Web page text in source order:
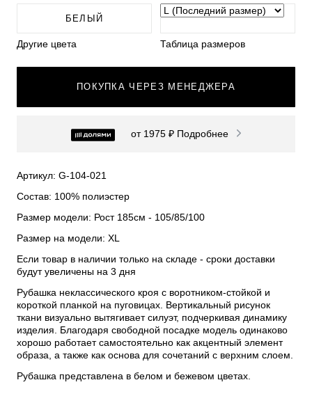
БЕЛЫЙ
Другие цвета Таблица размеров
ПОКУПКА ЧЕРЕЗ МЕНЕДЖЕРА
от 1975 ₽ Подробнее
Артикул: G-104-021
Состав: 100% полиэстер
Размер модели: Рост 185см - 105/85/100
Размер на модели: XL
Если товар в наличии только на складе - сроки доставки
будут увеличены на 3 дня
Рубашка неклассического кроя с воротником-стойкой и
короткой планкой на пуговицах. Вертикальный рисунок
ткани визуально вытягивает силуэт, подчеркивая динамику
изделия. Благодаря свободной посадке модель одинаково
хорошо работает самостоятельно как акцентный элемент
образа, а также как основа для сочетаний с верхним слоем.
Рубашка представлена в белом и бежевом цветах.